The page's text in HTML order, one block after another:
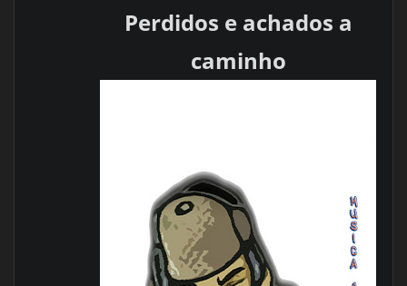
Perdidos e achados a
caminho